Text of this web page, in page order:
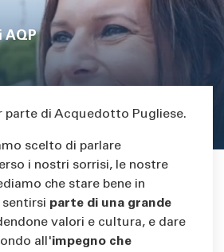
AQP
parte di Acquedotto Pugliese.
scelto di parlare
i nostri sorrisi, le nostre
che stare bene in
sentirsi parte di una grande
valori e cultura, e dare
all'impegno che